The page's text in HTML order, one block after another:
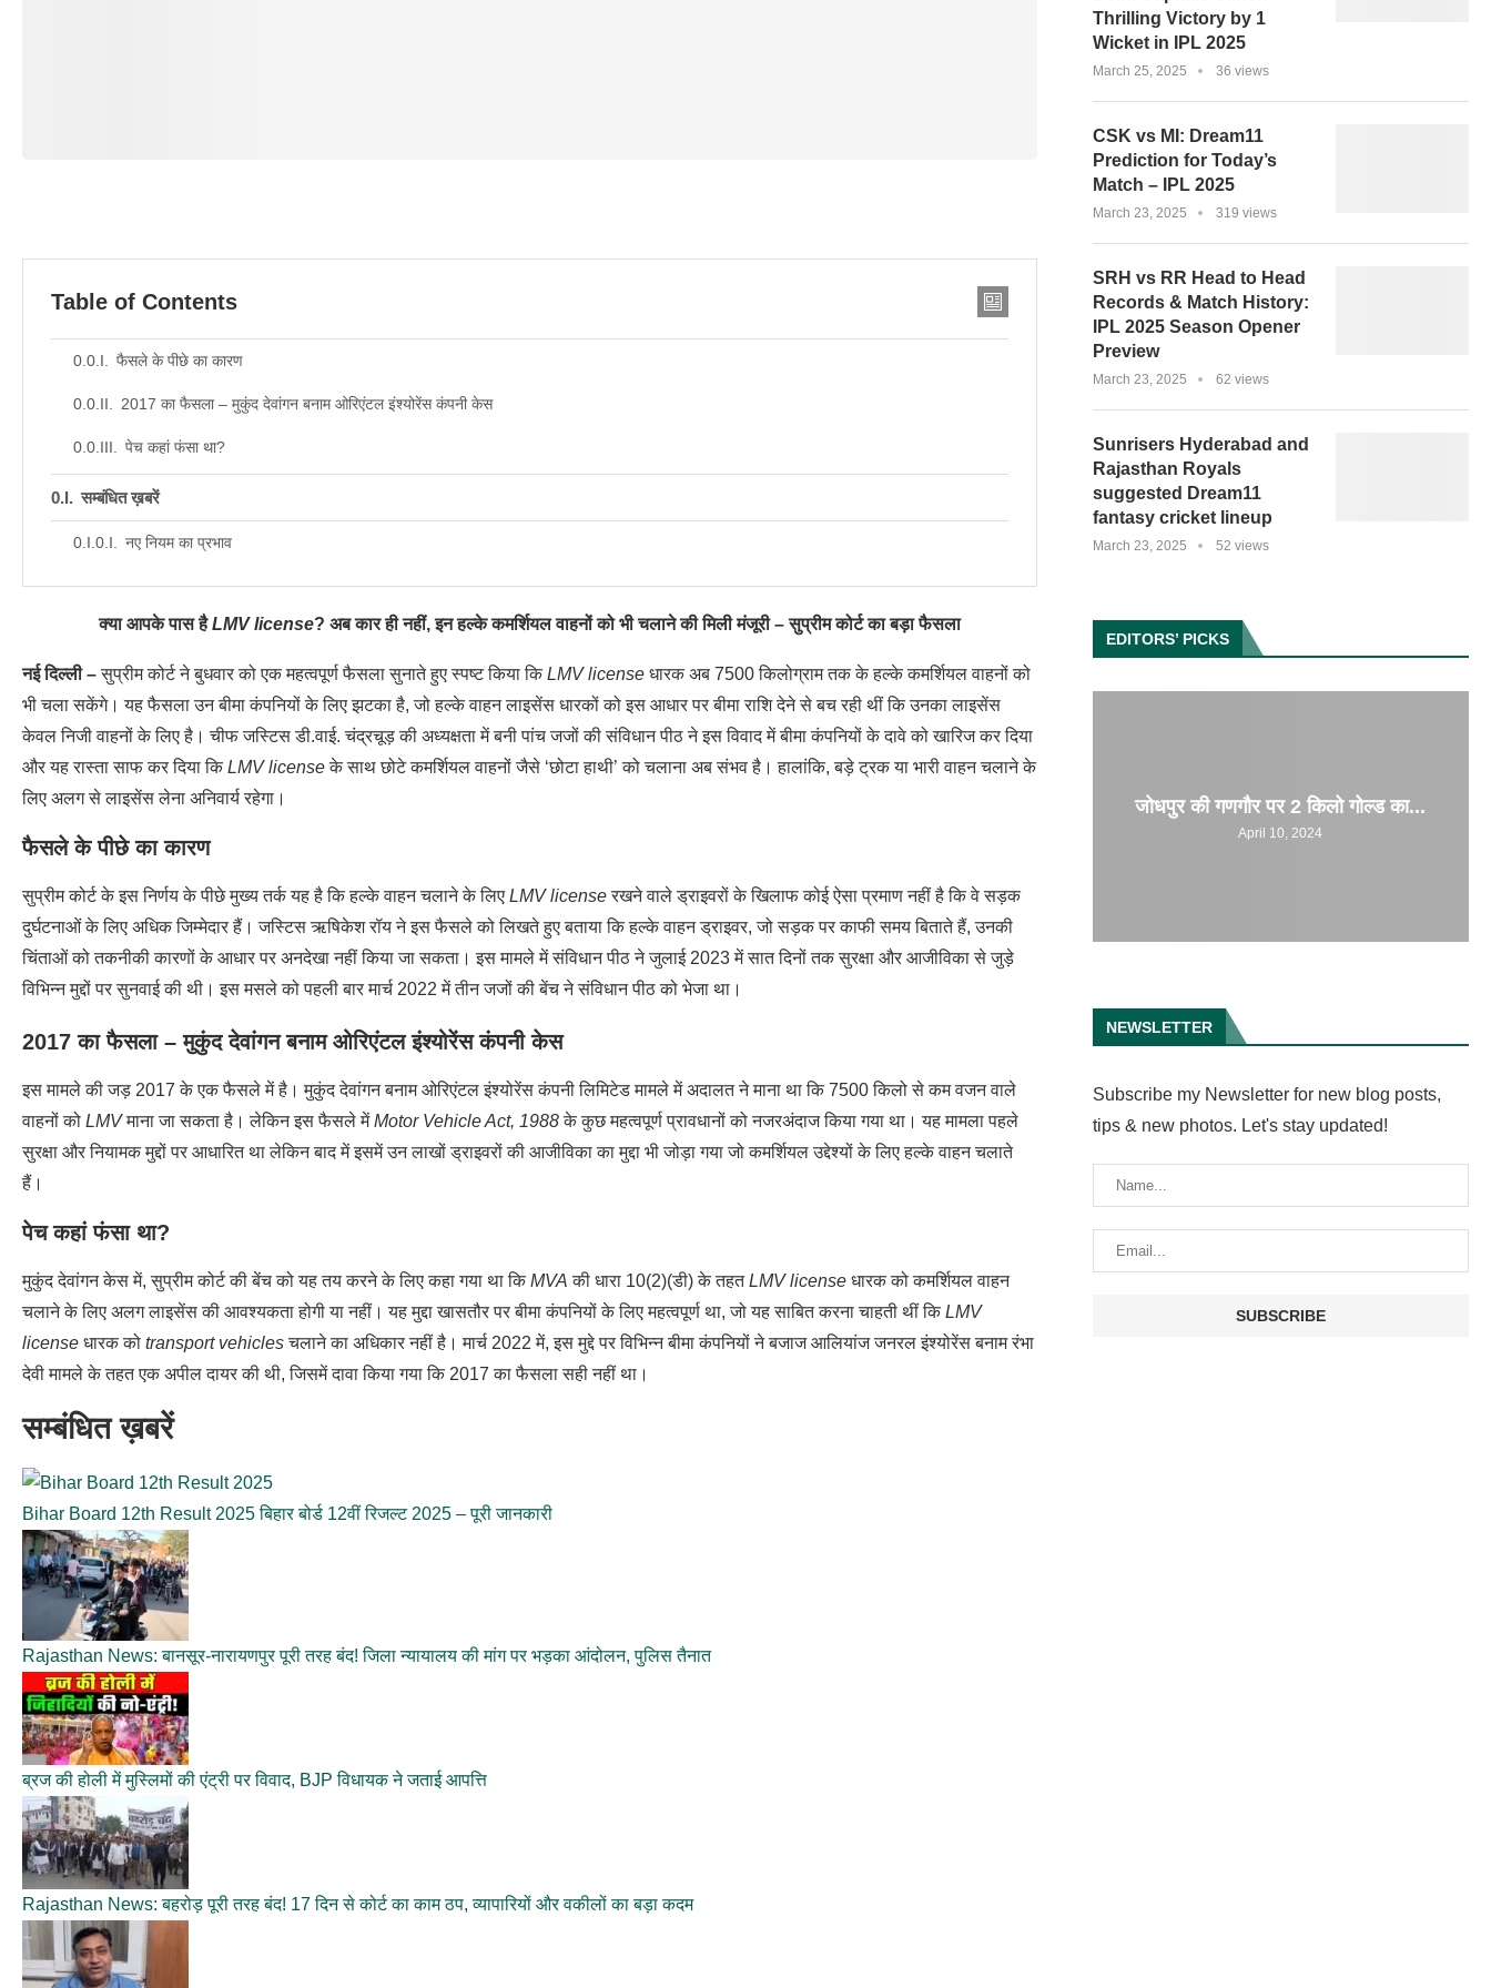
Table of Contents
फैसले के पीछे का कारण
2017 का फैसला – मुकुंद देवांगन बनाम ओरिएंटल इंश्योरेंस कंपनी केस
पेच कहां फंसा था?
सम्बंधित ख़बरें
नए नियम का प्रभाव
क्या आपके पास हैLMV license? अब कार ही नहीं, इन हल्के कमर्शियल वाहनों को भी चलाने की मिली मंजूरी – सुप्रीम कोर्ट का बड़ा फैसला
नई दिल्ली –सुप्रीम कोर्ट ने बुधवार को एक महत्वपूर्ण फैसला सुनाते हुए स्पष्ट किया किLMV license धारक अब 7500 किलोग्राम तक के हल्के कमर्शियल वाहनों को
भी चला सकेंगे। यह फैसला उन बीमा कंपनियों के लिए झटका है, जो हल्के वाहन लाइसेंस धारकों को इस आधार पर बीमा राशि देने से बच रही थीं कि उनका लाइसेंस
केवल निजी वाहनों के लिए है। चीफ जस्टिस डी.वाई. चंद्रचूड़ की अध्यक्षता में बनी पांच जजों की संविधान पीठ ने इस विवाद में बीमा कंपनियों के दावे को खारिज कर दिया
और यह रास्ता साफ कर दिया किLMV licenseके साथ छोटे कमर्शियल वाहनों जैसे ‘छोटा हाथी’ को चलाना अब संभव है। हालांकि, बड़े ट्रक या भारी वाहन चलाने के
लिए अलग से लाइसेंस लेना अनिवार्य रहेगा।
फैसले के पीछे का कारण
सुप्रीम कोर्ट के इस निर्णय के पीछे मुख्य तर्क यह है कि हल्के वाहन चलाने के लिए LMV licenseरखने वाले ड्राइवरों के खिलाफ कोई ऐसा प्रमाण नहीं है कि वे सड़क
दुर्घटनाओं के लिए अधिक जिम्मेदार हैं। जस्टिस ऋषिकेश रॉय ने इस फैसले को लिखते हुए बताया कि हल्के वाहन ड्राइवर, जो सड़क पर काफी समय बिताते हैं, उनकी
चिंताओं को तकनीकी कारणों के आधार पर अनदेखा नहीं किया जा सकता। इस मामले में संविधान पीठ ने जुलाई 2023 में सात दिनों तक सुरक्षा और आजीविका से जुड़े
विभिन्न मुद्दों पर सुनवाई की थी। इस मसले को पहली बार मार्च 2022 में तीन जजों की बेंच ने संविधान पीठ को भेजा था।
2017 का फैसला – मुकुंद देवांगन बनाम ओरिएंटल इंश्योरेंस कंपनी केस
इस मामले की जड़ 2017 के एक फैसले में है। मुकुंद देवांगन बनाम ओरिएंटल इंश्योरेंस कंपनी लिमिटेड मामले में अदालत ने माना था कि 7500 किलो से कम वजन वाले
वाहनों को LMVमाना जा सकता है। लेकिन इस फैसले मेंMotor Vehicle Act, 1988के कुछ महत्वपूर्ण प्रावधानों को नजरअंदाज किया गया था। यह मामला पहले
सुरक्षा और नियामक मुद्दों पर आधारित था लेकिन बाद में इसमें उन लाखों ड्राइवरों की आजीविका का मुद्दा भी जोड़ा गया जो कमर्शियल उद्देश्यों के लिए हल्के वाहन चलाते
हैं।
पेच कहां फंसा था?
मुकुंद देवांगन केस में, सुप्रीम कोर्ट की बेंच को यह तय करने के लिए कहा गया था किMVA की धारा 10(2)(डी) के तहतLMV license धारक को कमर्शियल वाहन
चलाने के लिए अलग लाइसेंस की आवश्यकता होगी या नहीं। यह मुद्दा खासतौर पर बीमा कंपनियों के लिए महत्वपूर्ण था, जो यह साबित करना चाहती थीं किLMV
license धारक को transport vehiclesचलाने का अधिकार नहीं है। मार्च 2022 में, इस मुद्दे पर विभिन्न बीमा कंपनियों ने बजाज आलियांज जनरल इंश्योरेंस बनाम रंभा
देवी मामले के तहत एक अपील दायर की थी, जिसमें दावा किया गया कि 2017 का फैसला सही नहीं था।
सम्बंधित ख़बरें
Bihar Board 12th Result 2025 बिहार बोर्ड 12वीं रिजल्ट 2025 – पूरी जानकारी
Rajasthan News: बानसूर-नारायणपुर पूरी तरह बंद! जिला न्यायालय की मांग पर भड़का आंदोलन, पुलिस तैनात
ब्रज की होली में मुस्लिमों की एंट्री पर विवाद, BJP विधायक ने जताई आपत्ति
Rajasthan News: बहरोड़ पूरी तरह बंद! 17 दिन से कोर्ट का काम ठप, व्यापारियों और वकीलों का बड़ा कदम
Thrilling Victory by 1
Wicket in IPL 2025
March 25, 2025 36 views
CSK vs MI: Dream11
Prediction for Today’s
Match – IPL 2025
March 23, 2025 319 views
SRH vs RR Head to Head
Records & Match History:
IPL 2025 Season Opener
Preview
March 23, 2025 62 views
Sunrisers Hyderabad and
Rajasthan Royals
suggested Dream11
fantasy cricket lineup
March 23, 2025 52 views
EDITORS’ PICKS
जोधपुर की गणगौर पर 2 किलो गोल्ड का...
April 10, 2024
NEWSLETTER
Subscribe my Newsletter for new blog posts,
tips & new photos. Let's stay updated!